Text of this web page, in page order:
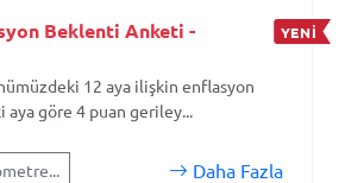
Beklenti Anketi -
YENİ
12 aya ilişkin enflasyon
göre 4 puan geriley...
Daha Fazla